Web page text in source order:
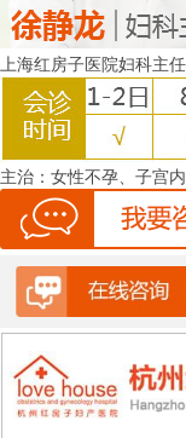
上海红房子医院妇科主任
主治： 女性不孕、子宫